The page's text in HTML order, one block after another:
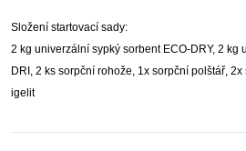
Složení startovací sady:
2 kg univerzální sypký sorbent ECO-DRY, 2 kg
DRI, 2 ks sorpční rohože, 1x sorpční polštář,
igelit